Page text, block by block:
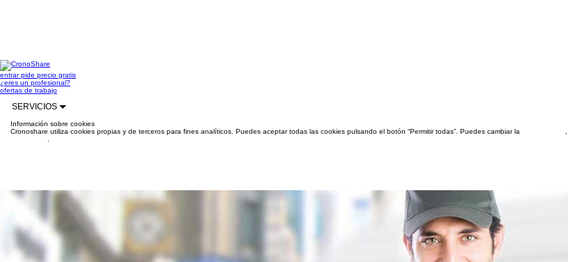
entrarpide precio gratis
¿eres un profesional?
ofertas de trabajo
SERVICIOS
Información sobre cookies
Cronoshare utiliza cookies propias y de terceros para fines analíticos. Puedes aceptar todas las cookies pulsando el botón “Permitir todas”. Puedes cambiar la